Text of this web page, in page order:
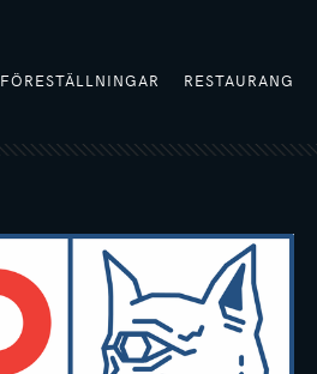
FÖRESTÄLLNINGAR RESTAURANG